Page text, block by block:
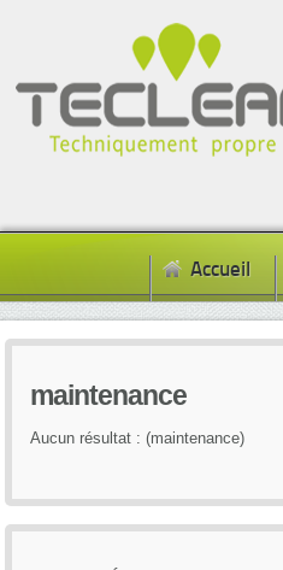
Accueil
maintenance
Aucun résultat : (maintenance)